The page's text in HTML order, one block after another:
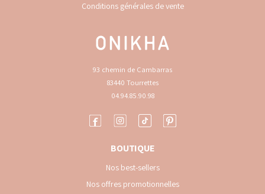
Conditions générales de vente
93 chemin de Cambarras
83440 Tourrettes
04.94.85.90.98
BOUTIQUE
Nos best-sellers
Nos offres promotionnelles